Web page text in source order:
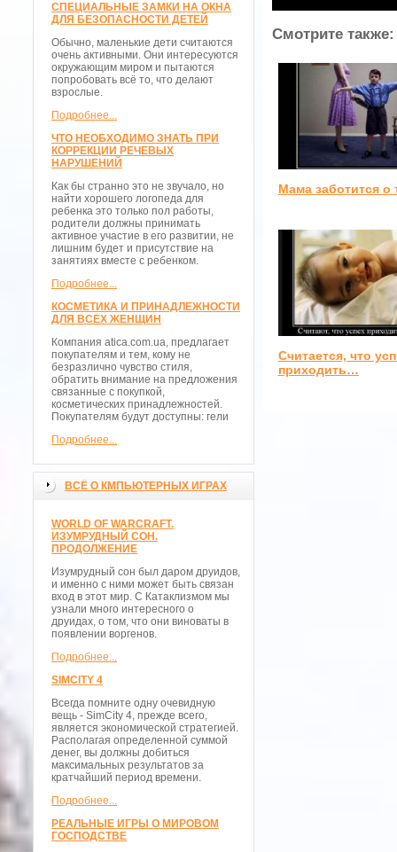
СПЕЦИАЛЬНЫЕ ЗАМКИ НА ОКНА
ДЛЯ БЕЗОПАСНОСТИ ДЕТЕЙ
Обычно, маленькие дети считаются
очень активными. Они интересуются
окружающим миром и пытаются
попробовать всё то, что делают
взрослые.
Подробнее...
ЧТО НЕОБХОДИМО ЗНАТЬ ПРИ
КОРРЕКЦИИ РЕЧЕВЫХ
НАРУШЕНИЙ
Как бы странно это не звучало, но
найти хорошего логопеда для
ребенка это только пол работы,
родители должны принимать
активное участие в его развитии, не
лишним будет и присутствие на
занятиях вместе с ребенком.
Подробнее...
КОСМЕТИКА И ПРИНАДЛЕЖНОСТИ
ДЛЯ ВСЕХ ЖЕНЩИН
Компания atica.com.ua, предлагает
покупателям и тем, кому не
безразлично чувство стиля,
обратить внимание на предложения
связанные с покупкой,
косметических принадлежностей.
Покупателям будут доступны: гели
Подробнее...
ВСЁ О КМПЬЮТЕРНЫХ ИГРАХ
WORLD OF WARCRAFT.
ИЗУМРУДНЫЙ СОН.
ПРОДОЛЖЕНИЕ
Изумрудный сон был даром друидов,
и именно с ними может быть связан
вход в этот мир. С Катаклизмом мы
узнали много интересного о
друидах, о том, что они виноваты в
появлении воргенов.
Подробнее...
SIMCITY 4
Всегда помните одну очевидную
вещь - SimCity 4, прежде всего,
является экономической стратегией.
Располагая определенной суммой
денег, вы должны добиться
максимальных результатов за
кратчайший период времени.
Подробнее...
РЕАЛЬНЫЕ ИГРЫ О МИРОВОМ
ГОСПОДСТВЕ
Смотрите также:
Мама заботится о
Считается, что
приходить…